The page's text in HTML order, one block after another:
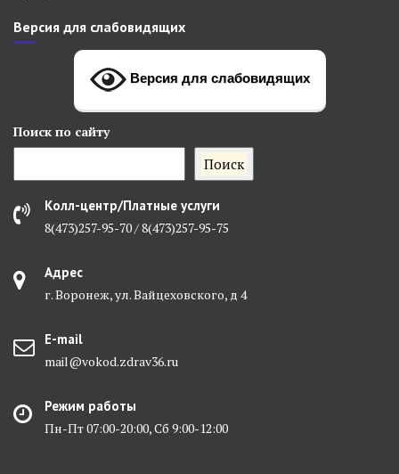
Версия для слабовидящих
Версия для слабовидящих
Поиск по сайту
Поиск
Колл-центр/Платные услуги
8(473)257-95-70 / 8(473)257-95-75
Адрес
г. Воронеж, ул. Вайцеховского, д 4
E-mail
mail@vokod.zdrav36.ru
Режим работы
Пн-Пт 07:00-20:00, Сб 9:00-12:00